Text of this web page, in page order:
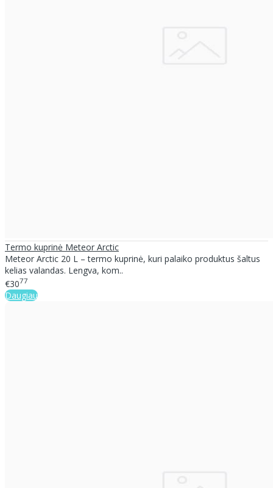
Termo kuprinė Meteor Arctic
Meteor Arctic 20 L – termo kuprinė, kuri palaiko produktus šaltus
kelias valandas. Lengva, kom..
€3077
Daugiau